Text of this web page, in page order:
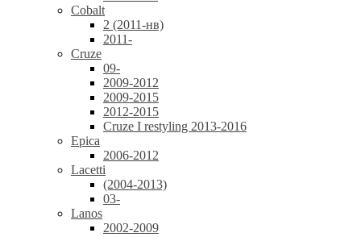
Cobalt
2 (2011-нв)
2011-
Cruze
09-
2009-2012
2009-2015
2012-2015
Cruze I restyling 2013-2016
Epica
2006-2012
Lacetti
(2004-2013)
03-
Lanos
2002-2009